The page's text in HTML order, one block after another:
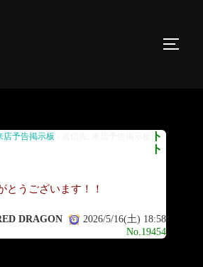
告掲示板
店予告掲示板
ト
ト
とうございます！！
DRAGON
2026/5/16(土) 18:58
No.19454